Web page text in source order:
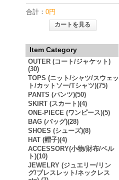
合計： 0円
カートを見る
Item Category
OUTER (コート/ジャケット)
(30)
TOPS (ニット/シャツ/スウェッ
ト/カットソー/Tシャツ)(75)
PANTS (パンツ)(50)
SKIRT (スカート)(4)
ONE-PIECE (ワンピース)(5)
BAG (バッグ)(28)
SHOES (シューズ)(8)
HAT (帽子)(4)
ACCESSORY(小物/財布/ベル
ト)(10)
JEWELRY (ジュエリー/リン
グ/ブレスレット/ネックレス